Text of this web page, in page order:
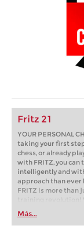
Fritz 21
YOUR PERSONAL
taking your first
chess, or already
with FRITZ, you
intelligently and
approach than ever
FRITZ is more than
training revolution!
first steps into the
playing at a
train more
Más...